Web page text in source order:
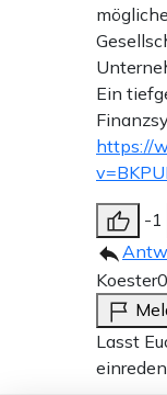
Ein
https://
-1
Koester
Lasst